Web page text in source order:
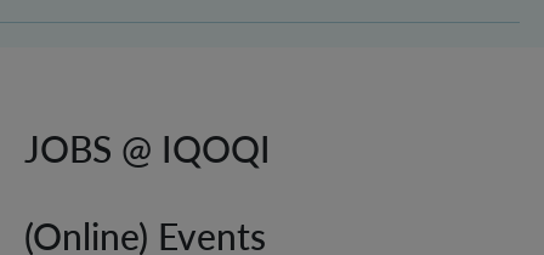
JOBS @ IQOQI
(Online) Events